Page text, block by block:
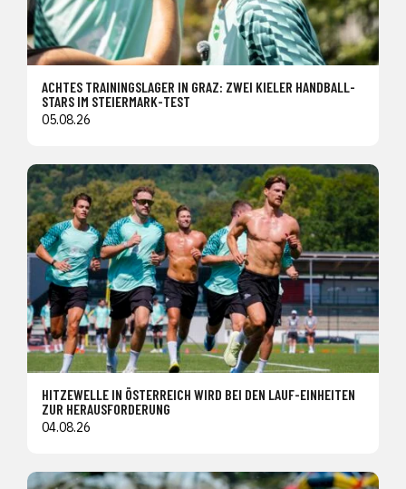
ACHTES TRAININGSLAGER IN GRAZ: ZWEI KIELER HANDBALL-
STARS IM STEIERMARK-TEST
05.08.26
HITZEWELLE IN ÖSTERREICH WIRD BEI DEN LAUF-EINHEITEN
ZUR HERAUSFORDERUNG
04.08.26